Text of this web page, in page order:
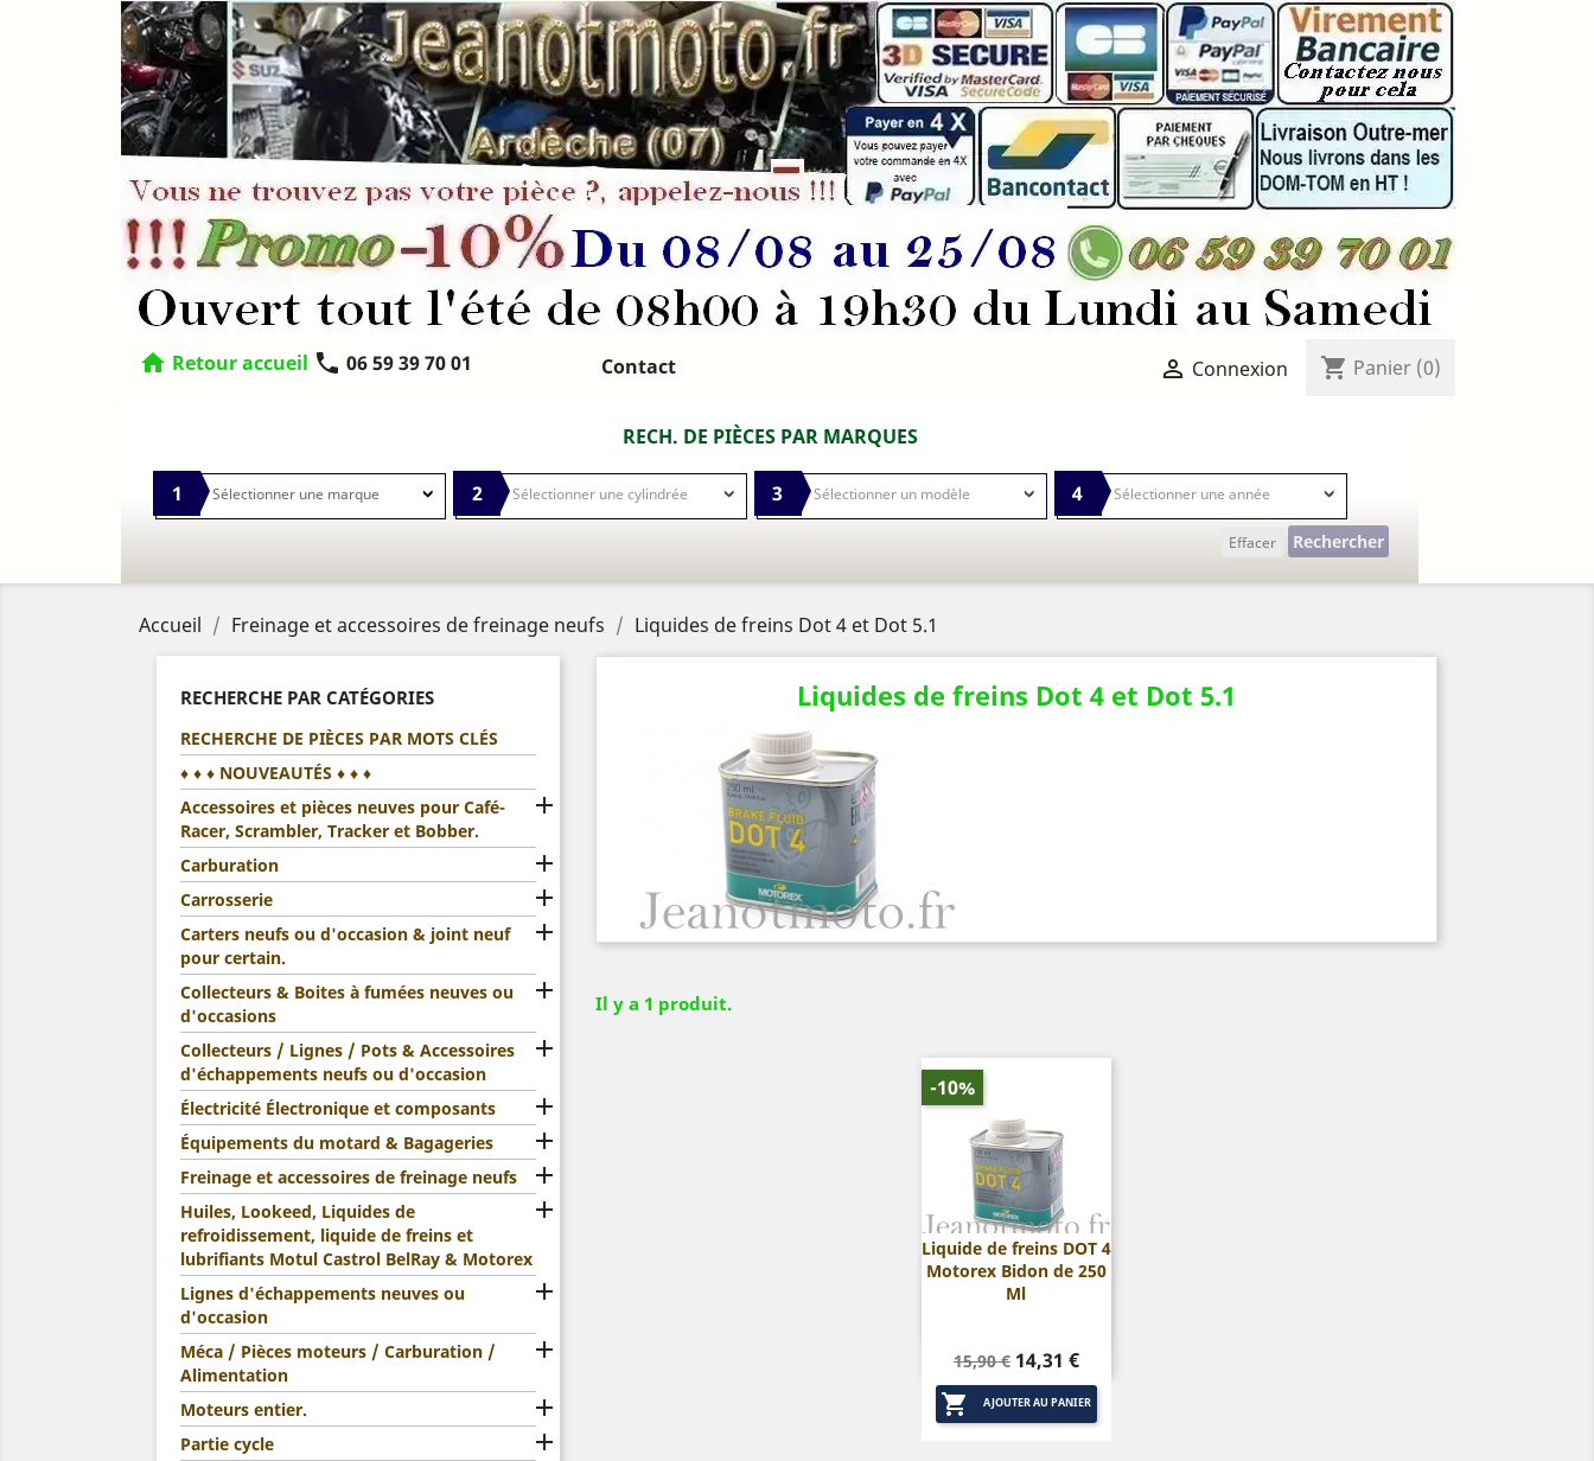
home Retour accueil phone 06 59 39 70 01 Contact  Connexion shopping_cart Panier (0)
RECH. DE PIÈCES PAR MARQUES
1 2 3 4
Effacer Rechercher
Accueil Freinage et accessoires de freinage neufs Liquides de freins Dot 4 et Dot 5.1
RECHERCHE PAR CATÉGORIES
RECHERCHE DE PIÈCES PAR MOTS CLÉS
♦ ♦ ♦ NOUVEAUTÉS ♦ ♦ ♦
Accessoires et pièces neuves pour Café-
Racer, Scrambler, Tracker et Bobber.

Carburation 
Carrosserie 
Carters neufs ou d'occasion & joint neuf
pour certain.

Collecteurs & Boites à fumées neuves ou
d'occasions

Collecteurs / Lignes / Pots & Accessoires
d'échappements neufs ou d'occasion

Électricité Électronique et composants 
Équipements du motard & Bagageries 
Freinage et accessoires de freinage neufs 
Huiles, Lookeed, Liquides de
refroidissement, liquide de freins et
lubrifiants Motul Castrol BelRay & Motorex

Lignes d'échappements neuves ou
d'occasion

Méca / Pièces moteurs / Carburation /
Alimentation

Moteurs entier. 
Partie cycle 
Liquides de freins Dot 4 et Dot 5.1
Il y a 1 produit.
Liquide de freins DOT 4
Motorex Bidon de 250
Ml
Prix
de
base
15,90 € Prix
14,31 €
 AJOUTER AU PANIER
-10%
Aperçu rapide